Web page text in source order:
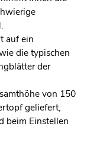
auf ein
die typischen
der
von 150
geliefert,
beim Einstellen